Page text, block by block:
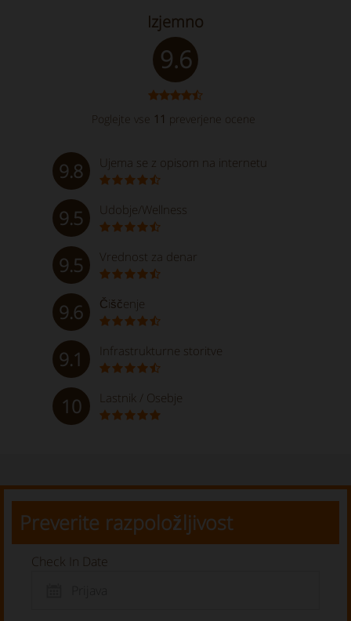
9.6
Izjemno
Poglejte vse 11 preverjene ocene
9.8 Ujema se z opisom na internetu
9.5 Udobje/Wellness
9.5 Vrednost za denar
9.6 Čiščenje
9.1 Infrastrukturne storitve
10 Lastnik / Osebje
Preverite razpoložljivost
Check In Date